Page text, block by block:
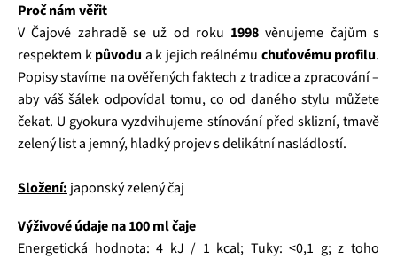
Proč nám věřit
V Čajové zahradě se už od roku 1998 věnujeme čajům s
respektem kpůvodu a k jejich reálnému chuťovému profilu.
Popisy stavíme na ověřených faktech z tradice a zpracování –
aby váš šálek odpovídal tomu, co od daného stylu můžete
čekat. U gyokura vyzdvihujeme stínování před sklizní, tmavě
zelený list a jemný, hladký projev s delikátní nasládlostí.
Složení: japonský zelený čaj
Výživové údaje na 100 ml čaje
Energetická hodnota: 4 kJ / 1 kcal; Tuky: <0,1 g; z toho